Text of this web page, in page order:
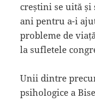
creștini se uită
ani pentru a-i
probleme de
la sufletele
Unii dintre
psihologice a